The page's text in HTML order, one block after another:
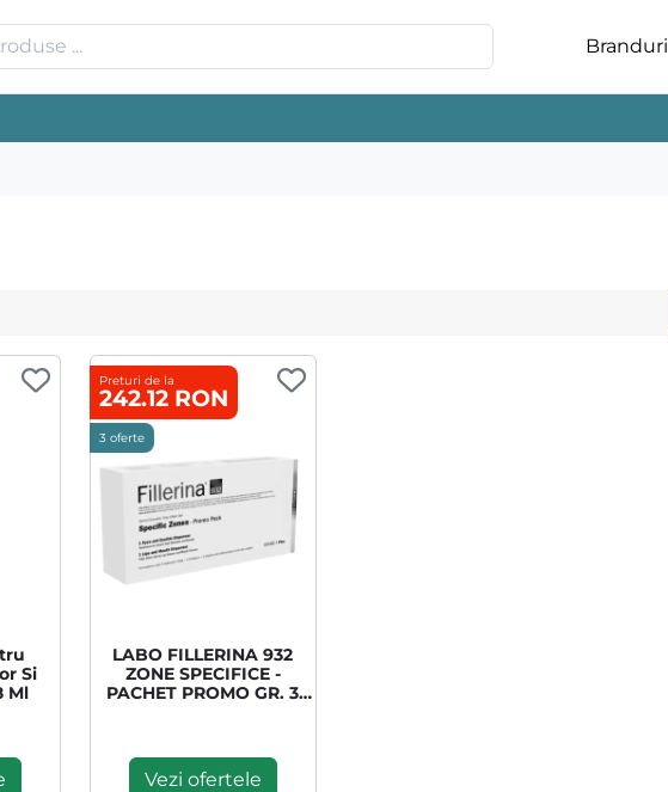
Branduri
Si
Ml
LABO FILLERINA 932
ZONE SPECIFICE -
PACHET PROMO GR. 3
Preturi de la
242.12 RON
3 oferte
Vezi ofertele